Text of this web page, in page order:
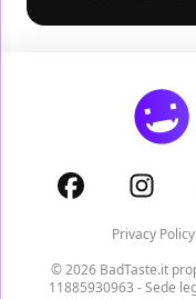
Privacy Policy
© 2026 BadTaste.it
11885930963 - Sede